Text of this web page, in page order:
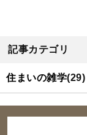
記事カテゴリ
住まいの雑学(29)